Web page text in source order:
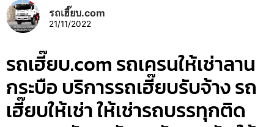
รถเฮี๊ยบ.com
21/11/2022
รถเฮี๊ยบ.com รถเครนให้เช่าลาน
กระบือ บริการรถเฮี๊ยบรับจ้าง รถ
เฮี๊ยบให้เช่า ให้เช่ารถบรรทุกติด